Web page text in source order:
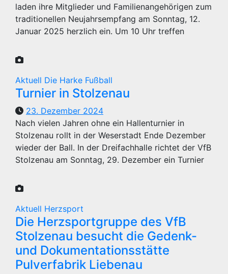
laden ihre Mitglieder und Familienangehörigen zum
traditionellen Neujahrsempfang am Sonntag, 12.
Januar 2025 herzlich ein. Um 10 Uhr treffen
Aktuell Die Harke Fußball
Turnier in Stolzenau
23. Dezember 2024
Nach vielen Jahren ohne ein Hallenturnier in
Stolzenau rollt in der Weserstadt Ende Dezember
wieder der Ball. In der Dreifachhalle richtet der VfB
Stolzenau am Sonntag, 29. Dezember ein Turnier
Aktuell Herzsport
Die Herzsportgruppe des VfB
Stolzenau besucht die Gedenk-
und Dokumentationsstätte
Pulverfabrik Liebenau